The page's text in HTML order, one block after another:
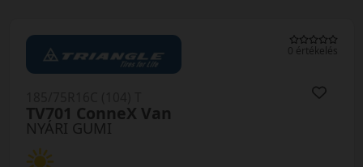
0 értékelés
NYÁRI GUMI
TV701 ConneX Van